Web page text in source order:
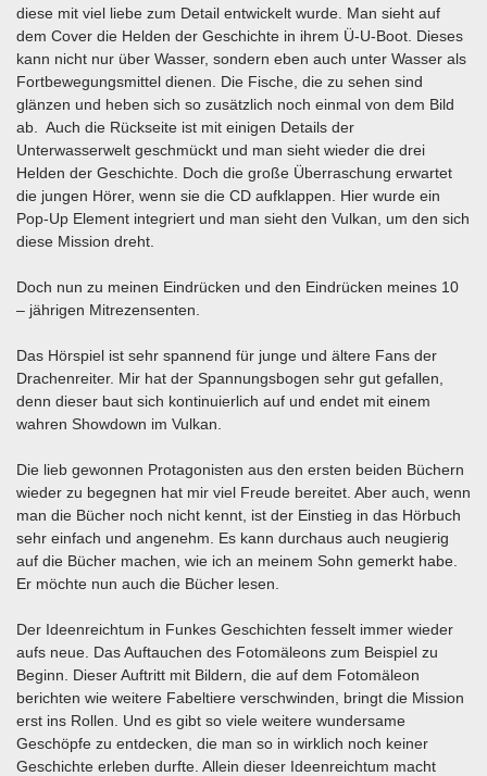
diese mit viel liebe zum Detail entwickelt wurde. Man sieht auf
dem Cover die Helden der Geschichte in ihrem Ü-U-Boot. Dieses
kann nicht nur über Wasser, sondern eben auch unter Wasser als
Fortbewegungsmittel dienen. Die Fische, die zu sehen sind
glänzen und heben sich so zusätzlich noch einmal von dem Bild
ab. Auch die Rückseite ist mit einigen Details der
Unterwasserwelt geschmückt und man sieht wieder die drei
Helden der Geschichte. Doch die große Überraschung erwartet
die jungen Hörer, wenn sie die CD aufklappen. Hier wurde ein
Pop-Up Element integriert und man sieht den Vulkan, um den sich
diese Mission dreht.
Doch nun zu meinen Eindrücken und den Eindrücken meines 10
– jährigen Mitrezensenten.
Das Hörspiel ist sehr spannend für junge und ältere Fans der
Drachenreiter. Mir hat der Spannungsbogen sehr gut gefallen,
denn dieser baut sich kontinuierlich auf und endet mit einem
wahren Showdown im Vulkan.
Die lieb gewonnen Protagonisten aus den ersten beiden Büchern
wieder zu begegnen hat mir viel Freude bereitet. Aber auch, wenn
man die Bücher noch nicht kennt, ist der Einstieg in das Hörbuch
sehr einfach und angenehm. Es kann durchaus auch neugierig
auf die Bücher machen, wie ich an meinem Sohn gemerkt habe.
Er möchte nun auch die Bücher lesen.
Der Ideenreichtum in Funkes Geschichten fesselt immer wieder
aufs neue. Das Auftauchen des Fotomäleons zum Beispiel zu
Beginn. Dieser Auftritt mit Bildern, die auf dem Fotomäleon
berichten wie weitere Fabeltiere verschwinden, bringt die Mission
erst ins Rollen. Und es gibt so viele weitere wundersame
Geschöpfe zu entdecken, die man so in wirklich noch keiner
Geschichte erleben durfte. Allein dieser Ideenreichtum macht